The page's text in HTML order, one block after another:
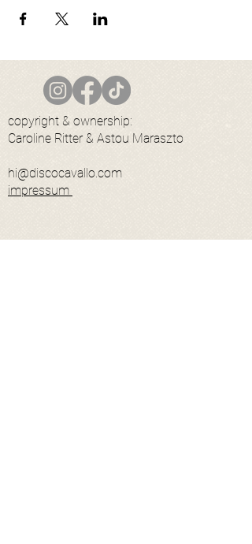
copyright & ownership:
Caroline Ritter & Astou Maraszto
hi@discocavallo.com
impressum